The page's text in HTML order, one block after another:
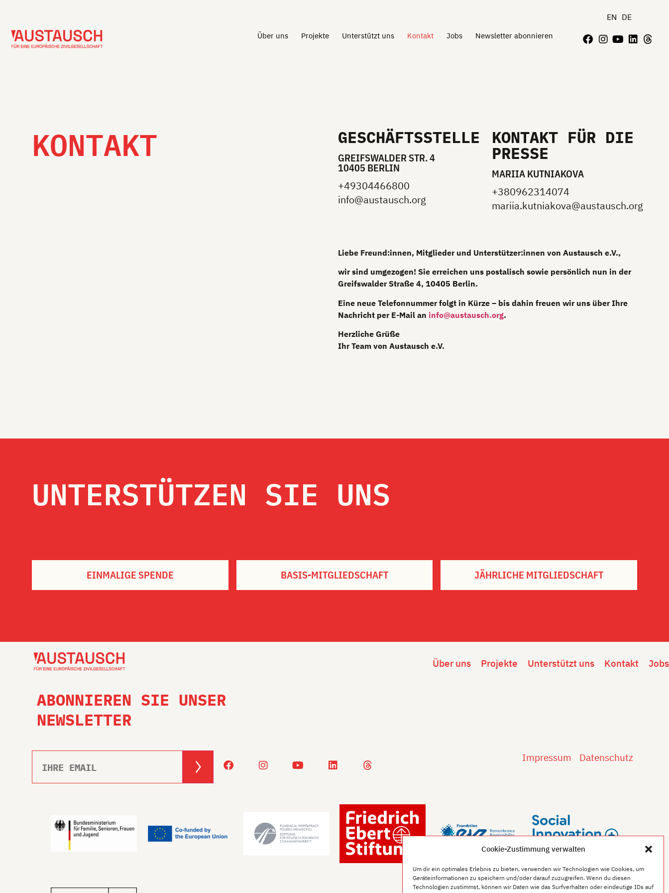
Cookie-Zustimmung verwalten
Um dir ein optimales Erlebnis zu bieten, verwenden wir Technologien wie Cookies, um
Geräteinformationen zu speichern und/oder darauf zuzugreifen. Wenn du diesen
Technologien zustimmst, können wir Daten wie das Surfverhalten oder eindeutige IDs auf
EN DE
Über uns Projekte Unterstützt uns Kontakt Jobs Newsletter abonnieren
KONTAKT GESCHÄFTSSTELLE
GREIFSWALDER STR. 4
10405 BERLIN
+49304466800
info@austausch.org
KONTAKT FÜR DIE
PRESSE
MARIIA KUTNIAKOVA
+380962314074
mariia.kutniakova@austausch.org
Liebe Freund:innen, Mitglieder und Unterstützer:innen von Austausch e.V.,
wir sind umgezogen! Sie erreichen uns postalisch sowie persönlich nun in der
Greifswalder Straße 4, 10405 Berlin.
Eine neue Telefonnummer folgt in Kürze – bis dahin freuen wir uns über Ihre
Nachricht per E-Mail an info@austausch.org.
Herzliche Grüße
Ihr Team von Austausch e.V.
UNTERSTÜTZEN SIE UNS
EINMALIGE SPENDE BASIS-MITGLIEDSCHAFT JÄHRLICHE MITGLIEDSCHAFT
Über uns Projekte Unterstützt uns Kontakt Jobs
ABONNIEREN SIE UNSER
NEWSLETTER
Impressum Datenschutz